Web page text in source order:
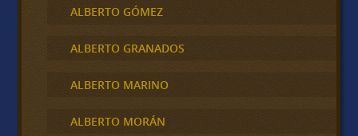
ALBERTO GÓMEZ
ALBERTO GRANADOS
ALBERTO MARINO
ALBERTO MORÁN